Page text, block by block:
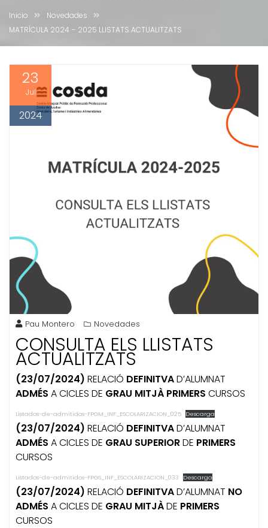
Inicio
Novedades
MATRÍCULA 2024 – 2025 LLISTATS ACTUALITZATS
23
Jul
2024
Pau Montero Novedades
CONSULTA ELS LLISTATS
ACTUALITZATS
(23/07/2024) RELACIÓ DEFINITVAD’ALUMNAT
ADMÉS A CICLES DE GRAU MITJÀ PRIMERS CURSOS
Listados-de-admitidos-FPGM_INF_ESCOLARIZACION_025 Descarga
(23/07/2024) RELACIÓ DEFINITVAD’ALUMNAT
ADMÉS A CICLES DE GRAU SUPERIORDE PRIMERS
CURSOS
Listados-de-admitidos-FPGS_INF_ESCOLARIZACION_033 Descarga
(23/07/2024) RELACIÓ DEFINITVAD’ALUMNAT NO
ADMÉS A CICLES DE GRAU MITJÀDE PRIMERS
CURSOS